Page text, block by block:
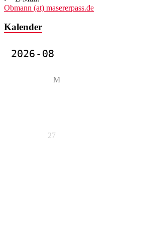
Obmann (at) masererpass.de
Kalender
M
27